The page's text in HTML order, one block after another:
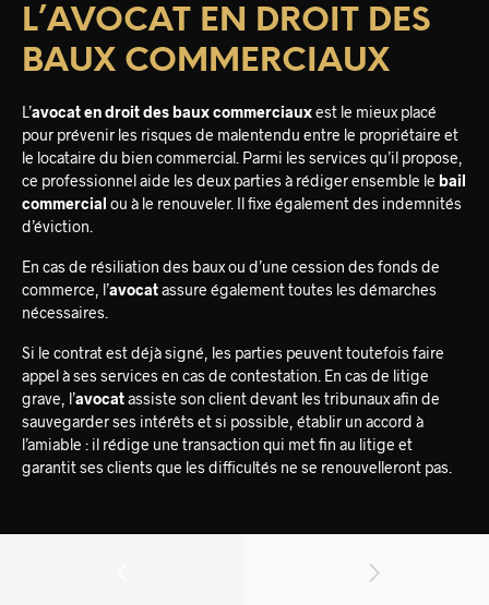
L’AVOCAT EN DROIT DES
BAUX COMMERCIAUX
L’avocat en droit des baux commerciauxest le mieux placé
pour prévenir les risques de malentendu entre le propriétaire et
le locataire du bien commercial. Parmi les services qu’il propose,
ce professionnel aide les deux parties à rédiger ensemble le bail
commercial ou à le renouveler. Il fixe également des indemnités
d’éviction.
En cas de résiliation des baux ou d’une cession des fonds de
commerce, l’avocatassure également toutes les démarches
nécessaires.
Si le contrat est déjà signé, les parties peuvent toutefois faire
appel à ses services en cas de contestation. En cas de litige
grave, l’avocatassiste son client devant les tribunaux afin de
sauvegarder ses intérêts et si possible, établir un accord à
l’amiable : il rédige une transaction qui met fin au litige et
garantit ses clients que les difficultés ne se renouvelleront pas.